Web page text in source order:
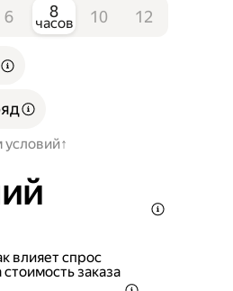
6 8
часов 10 12
условий
влияет спрос
стоимость заказа